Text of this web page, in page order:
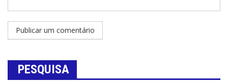
PESQUISA